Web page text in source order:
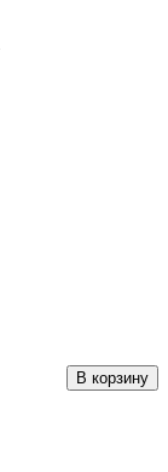
В корзину